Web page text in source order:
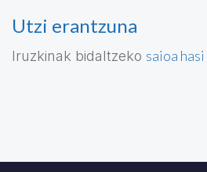
Utzi erantzuna
Iruzkinak bidaltzeko saioa hasi